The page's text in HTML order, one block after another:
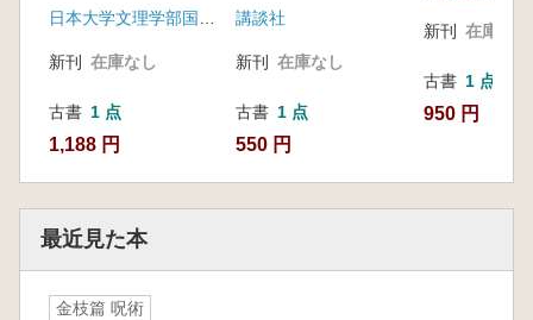
新刊 在庫なし
古書 1 点
1,188 円
講談社
新刊 在庫なし
古書 1 点
550 円
新刊 在庫なし
古書 1 点
950 円
最近見た本
金枝篇 呪術